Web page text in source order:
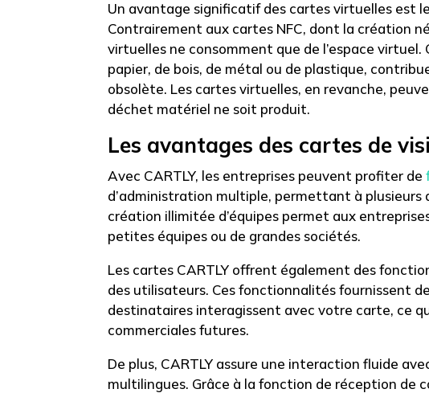
Un avantage significatif des cartes virtuelles est
Contrairement aux cartes NFC, dont la création
virtuelles ne consomment que de l’espace
papier, de bois, de métal ou de plastique,
obsolète. Les cartes virtuelles, en revanche,
déchet matériel ne soit produit.
Les avantages des cartes de
Avec CARTLY, les entreprises peuvent profiter de
d’administration multiple, permettant à plusieurs
création illimitée d’équipes permet aux
petites équipes ou de grandes sociétés.
Les cartes CARTLY offrent également des
des utilisateurs. Ces fonctionnalités fournissent
destinataires interagissent avec votre carte, ce
commerciales futures.
De plus, CARTLY assure une interaction fluide
multilingues. Grâce à la fonction de réception